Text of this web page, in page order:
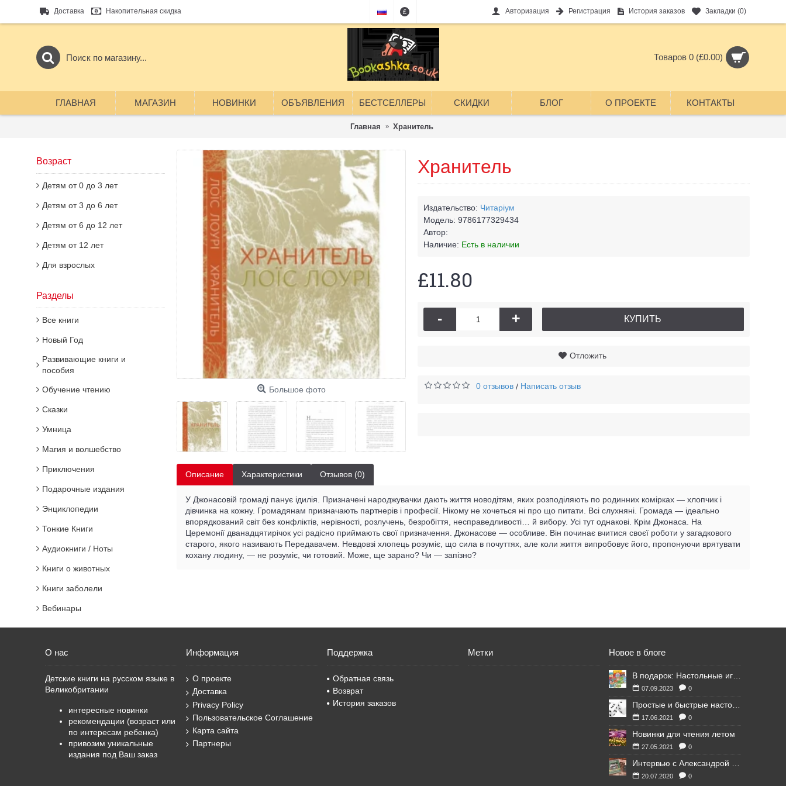
Доставка Накопительная скидка £ Авторизация Регистрация История заказов Закладки (0)
Товаров 0 (£0.00)
ГЛАВНАЯ МАГАЗИН НОВИНКИ ОБЪЯВЛЕНИЯ БЕСТСЕЛЛЕРЫ СКИДКИ БЛОГ О ПРОЕКТЕ КОНТАКТЫ
Главная Хранитель
Возраст
Детям от 0 до 3 лет
Детям от 3 до 6 лет
Детям от 6 до 12 лет
Детям от 12 лет
Для взрослых
Разделы
Все книги
Новый Год
Развивающие книги и
пособия
Обучение чтению
Сказки
Умница
Магия и волшебство
Приключения
Подарочные издания
Энциклопедии
Тонкие Книги
Аудиокниги / Ноты
Книги о животных
Книги заболели
Вебинары
Большое фото
Хранитель
Издательство: Читаріум
Модель: 9786177329434
Автор:
Наличие: Есть в наличии
£11.80
- + КУПИТЬ
Отложить
0 отзывов / Написать отзыв
Описание Характеристики Отзывов (0)
У Джонасовій громаді панує ідилія. Призначені народжувачки дають життя новодітям, яких розподіляють по родинних комірках — хлопчик і
дівчинка на кожну. Громадянам призначають партнерів і професії. Нікому не хочеться ні про що питати. Всі слухняні. Громада — ідеально
впорядкований світ без конфліктів, нерівності, розлучень, безробіття, несправедливості… й вибору. Усі тут однакові. Крім Джонаса. На
Церемонії дванадцятирічок усі радісно приймають свої призначення. Джонасове — особливе. Він починає вчитися своєї роботи у загадкового
старого, якого називають Передавачем. Невдовзі хлопець розуміє, що сила в почуттях, але коли життя випробовує його, пропонуючи врятувати
кохану людину, — не розуміє, чи готовий. Може, ще зарано? Чи — запізно?
О нас
Детские книги на русском языке в
Великобритании
интересные новинки
рекомендации (возраст или
по интересам ребенка)
привозим уникальные
издания под Ваш заказ
Информация
О проекте
Доставка
Privacy Policy
Пользовательское Соглашение
Карта сайта
Партнеры
Поддержка
Обратная связь
Возврат
История заказов
Метки Новое в блоге
07.09.2023 0
17.06.2021 0
Новинки для чтения летом
27.05.2021 0
20.07.2020 0